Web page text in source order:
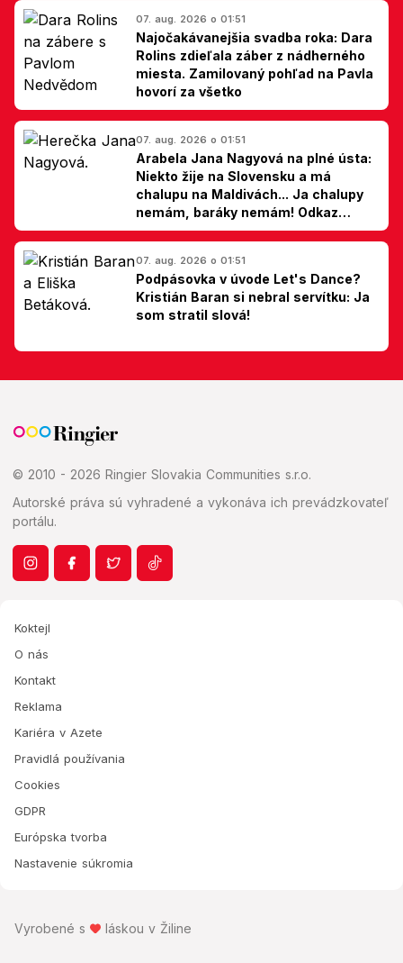
07. aug. 2026 o 01:51
Najočakávanejšia svadba roka: Dara
Rolins zdieľala záber z nádherného
miesta. Zamilovaný pohľad na Pavla
hovorí za všetko
07. aug. 2026 o 01:51
Arabela Jana Nagyová na plné ústa:
Niekto žije na Slovensku a má
chalupu na Maldivách... Ja chalupy
nemám, baráky nemám! Odkaz
Slovákom
07. aug. 2026 o 01:51
Podpásovka v úvode Let's Dance?
Kristián Baran si nebral servítku: Ja
som stratil slová!
© 2010 - 2026 Ringier Slovakia Communities s.r.o.
Autorské práva sú vyhradené a vykonáva ich prevádzkovateľ
portálu.
Koktejl
O nás
Kontakt
Reklama
Kariéra v Azete
Pravidlá používania
Cookies
GDPR
Európska tvorba
Nastavenie súkromia
Vyrobené s láskou v Žiline